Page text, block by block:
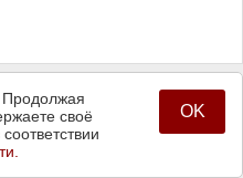
OK
Продолжая
своё